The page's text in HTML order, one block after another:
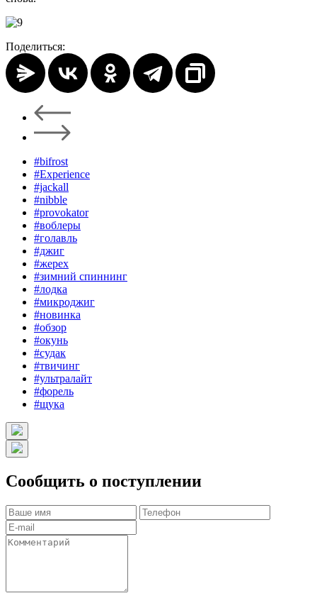
Поделиться:
#bifrost
#Experience
#jackall
#nibble
#provokator
#воблеры
#голавль
#джиг
#жерех
#зимний спиннинг
#лодка
#микроджиг
#новинка
#обзор
#окунь
#судак
#твичинг
#ультралайт
#форель
#щука
Сообщить о поступлении